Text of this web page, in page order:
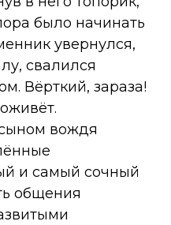
было начинать
увернулся,
свалился
Вёрткий, зараза!
вождя
и самый сочный
общения